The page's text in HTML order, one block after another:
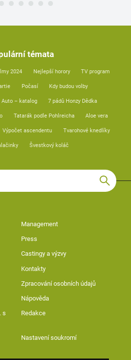
témata
2024 Nejlepší horory TV program
Počasí Kdy budou volby
Auto – katalog 7 pádů Honzy Dědka
Tatarák podle Pohlreicha Aloe vera
Výpočet ascendentu Tvarohové knedlíky
Švestkový koláč
Management
Press
Castingy a výzvy
Kontakty
Zpracování osobních údajů
Nápověda
s
Redakce
Nastavení soukromí